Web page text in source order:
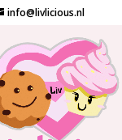
info@livlicious.nl